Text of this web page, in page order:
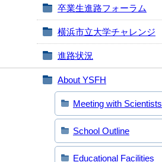
卒業生進路フォーラム
横浜市立大学チャレンジ
進路状況
About YSFH
Meeting with Scientists
School Outline
Educational Facilities